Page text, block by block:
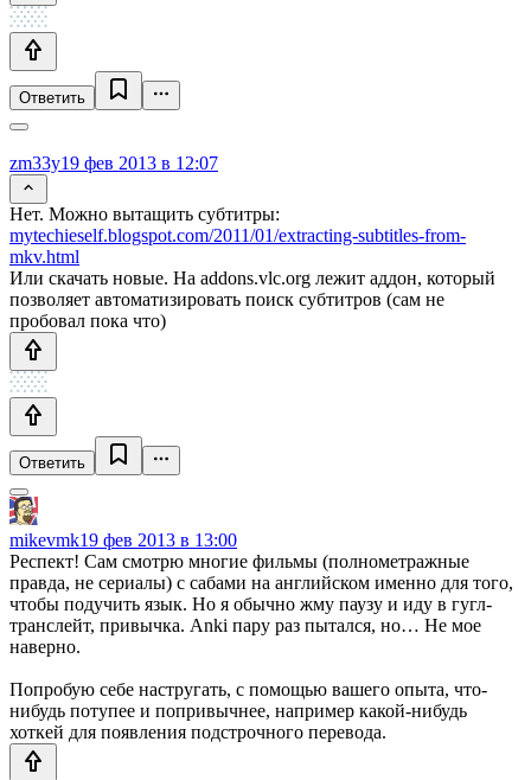
Ответить
zm33y19 фев 2013 в 12:07
Нет. Можно вытащить субтитры:
mytechieself.blogspot.com/2011/01/extracting-subtitles-from-
mkv.html
Или скачать новые. На addons.vlc.org лежит аддон, который
позволяет автоматизировать поиск субтитров (сам не
пробовал пока что)
Ответить
mikevmk19 фев 2013 в 13:00
Респект! Сам смотрю многие фильмы (полнометражные
правда, не сериалы) с сабами на английском именно для того,
чтобы подучить язык. Но я обычно жму паузу и иду в гугл-
транслейт, привычка. Anki пару раз пытался, но… Не мое
наверно.
Попробую себе настругать, с помощью вашего опыта, что-
нибудь потупее и попривычнее, например какой-нибудь
хоткей для появления подстрочного перевода.